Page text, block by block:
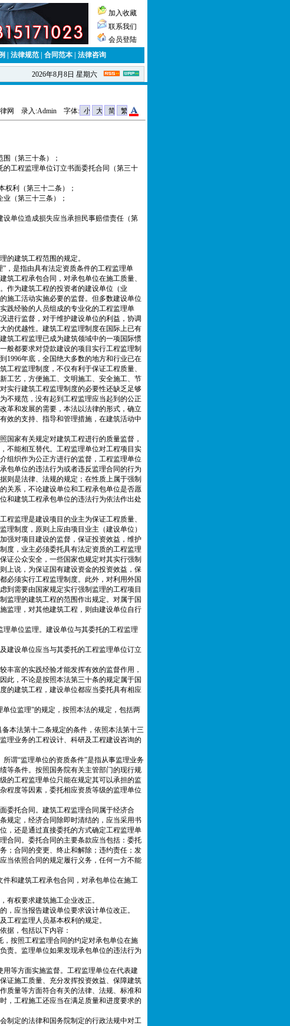
加入收藏
联系我们
会员登陆
法律规范 合同范本 法律咨询
2026年8月8日 星期六
网 录入:Admin 字体:
（第三十条）；
工程监理单位订立书面委托合同（第三十
利（第三十二条）；
（第三十三条）；
单位造成损失应当承担民事赔偿责任（第
的建筑工程范围的规定。
，是指由具有法定资质条件的工程监理单
工程承包合同，对承包单位在施工质量、
作为建筑工程的投资者的建设单位（业
施工活动实施必要的监督。但多数建设单位
践经验的人员组成的专业化的工程监理单
进行监督，对于维护建设单位的利益，协调
的优越性。建筑工程监理制度在国际上已有
筑工程监理已成为建筑领域中的一项国际惯
般都要求对贷款建设的项目实行工程监理制
1996年底，全国绝大多数的地方和行业已在
程监理制度，不仅有利于保证工程质量、
工艺，方便施工、文明施工、安全施工、节
实行建筑工程监理制度的必要性还缺乏足够
不规范，没有起到工程监理应当起到的公正
革和发展的需要，本法以法律的形式，确立
效的支持、指导和管理措施，在建筑活动中
家有关规定对建筑工程进行的质量监督，
不能相互替代。工程监理单位对工程项目实
组织作为公正方进行的监督，工程监理单位
包单位的违法行为或者违反监理合同的行为
则是法律、法规的规定；在性质上属于强制
关系，不论建设单位和工程承包单位是否愿
和建筑工程承包单位的违法行为依法作出处
监理是建设项目的业主为保证工程质量、
制度，原则上应由项目业主（建设单位）
强对项目建设的监督，保证投资效益，维护
度，业主必须委托具有法定资质的工程监理
证公众安全，一些国家也规定对其实行强制
上说，为保证国有建设资金的投资效益，保
必须实行工程监理制度。此外，对利用外国
到需要由国家规定实行强制监理的工程项目
监理的建筑工程的范围作出规定。对属于国
监理，对其他建筑工程，则由建设单位自行
单位监理。建设单位与其委托的工程监理
建设单位应当与其委托的工程监理单位订立
富的实践经验才能发挥有效的监督作用，
此，不论是按照本法第三十条的规定属于国
的建筑工程，建设单位都应当委托具有相应
位监理”的规定，按照本法的规定，包括两
本法第十二条规定的条件，依照本法第十三
理业务的工程设计、科研及工程建设咨询的
谓“监理单位的资质条件”是指从事监理业务
等条件。按照国务院有关主管部门的现行规
的工程监理单位只能在规定其可以承担的监
程度等因素，委托相应资质等级的监理单位
委托合同。建筑工程监理合同属于经济合
规定，经济合同除即时清结的，应当采用书
，还是通过直接委托的方式确定工程监理单
合同。委托合同的主要条款应当包括：委托
；合同的变更、终止和解除；违约责任；发
当依照合同的规定履行义务，任何一方不能
和建筑工程承包合同，对承包单位在施工
权要求建筑施工企业改正。
应当报告建设单位要求设计单位改正。
程监理人员基本权利的规定。
据，包括以下内容：
按照工程监理合同的约定对承包单位在施
责。监理单位如果发现承包单位的违法行为
等方面实施监督。工程监理单位在代表建
证施工质量、充分发挥投资效益、保障建筑
质量等方面符合有关的法律、法规、标准和
，工程施工还应当在满足质量和进度要求的
制定的法律和国务院制定的行政法规中对工